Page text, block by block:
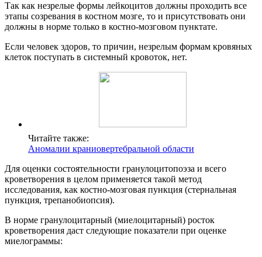
Так как незрелые формы лейкоцитов должны проходить все
этапы созревания в костном мозге, то и присутствовать они
должны в норме только в костно-мозговом пунктате.
Если человек здоров, то причин, незрелым формам кровяных
клеток поступать в системный кровоток, нет.
Читайте также:
Аномалии краниовертебральной области
Для оценки состоятельности гранулоцитопоэза и всего
кроветворения в целом применяется такой метод
исследования, как костно-мозговая пункция (стернальная
пункция, трепанобиопсия).
В норме гранулоцитарный (миелоцитарный) росток
кроветворения даст следующие показатели при оценке
миелограммы: